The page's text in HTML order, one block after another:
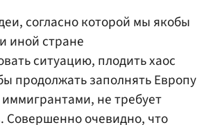
согласно которой мы якобы
иной стране
ситуацию, плодить хаос
продолжать заполнять Европу
не требует
Совершенно очевидно, что